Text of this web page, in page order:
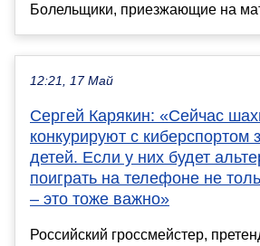
Болельщики, приезжающие на
12:21, 17 Май
Сергей Карякин: «Сейчас
конкурируют с киберспортом
детей. Если у них будет
поиграть на телефоне не
– это тоже важно»
Российский гроссмейстер,